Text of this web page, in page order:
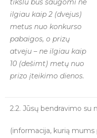
tikslu bus saugomi ne
ilgiau kaip 2 (dvejus)
metus nuo konkurso
pabaigos, o prizų
atveju – ne ilgiau kaip
10 (dešimt) metų nuo
prizo įteikimo dienos.
2.2. Jūsų bendravimo su
(informacija, kurią